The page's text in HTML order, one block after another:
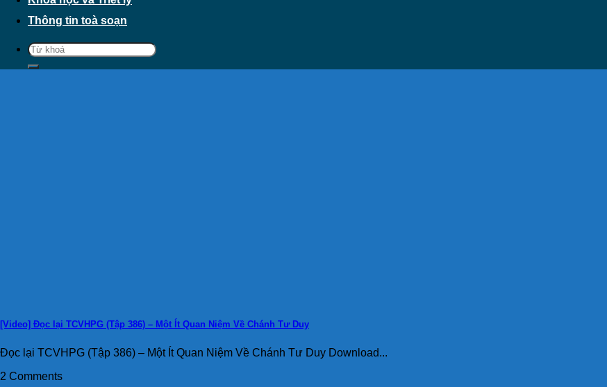
Thông tin toà soạn
[Video] Đọc lại TCVHPG (Tập 386) – Một Ít Quan Niệm Về Chánh Tư Duy
Đọc lại TCVHPG (Tập 386) – Một Ít Quan Niệm Về Chánh Tư Duy Download...
2 Comments